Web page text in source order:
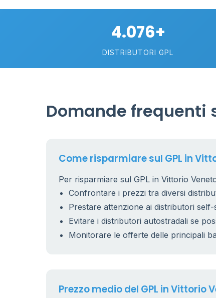
4.076+
DISTRIBUTORI GPL
Domande frequenti
Come risparmiare sul GPL in
Per risparmiare sul GPL in Vittorio
Confrontare i prezzi tra diversi
Prestare attenzione ai distributori
Evitare i distributori autostradali se
Monitorare le offerte delle principali
Prezzo medio del GPL in Vittorio